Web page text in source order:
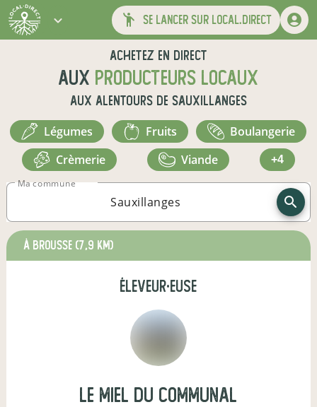
se lancer sur local.direct
Achetez en direct
aux producteurs locaux
aux alentours de Sauxillanges
légumes fruits
boulangerie
crèmerie
viande +4
Ma commune
à Brousse (7,9 km)
éleveur·euse
Le miel du Communal